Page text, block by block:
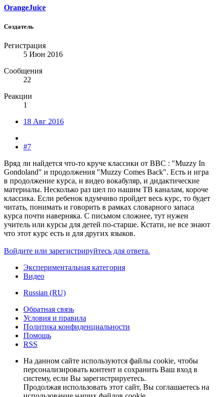
OrangeJuice
Создатель
Регистрация
5 Июн 2016
Сообщения
22
Реакции
1
18 Авг 2016
#7
Вряд ли найдется что-то круче классики от BBC : "Muzzy In
Gondoland" и продолжения "Muzzy Comes Back". Есть и игра
в продолжение курса, и видео вокабуляр, и дидактические
материалы. Несколько раз шел по нашим ТВ каналам, короче
классика. Если ребенок вдумчиво пройдет весь курс, то будет
читать, понимать и говорить в рамках словарного запаса
курса почти наверняка. С письмом сложнее, тут нужен
учитель или курсы для детей по-старше. Кстати, не все знают
что этот курс есть и для других языков.
Войдите или зарегистрируйтесь для ответа.
Экспериментальная категория
Видео
Russian (RU)
Обратная связь
Условия и правила
Политика конфиденциальности
Помощь
RSS
На данном сайте используются файлы cookie, чтобы
персонализировать контент и сохранить Ваш вход в
систему, если Вы зарегистрируетесь.
Продолжая использовать этот сайт, Вы соглашаетесь на